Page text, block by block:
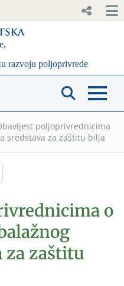
poljoprivrednicima
sredstava za zaštitu bilja
o
za zaštitu